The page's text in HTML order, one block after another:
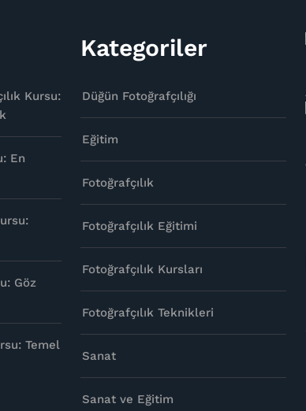
Kursu:
En
Göz
Temel
Kategoriler
Düğün Fotoğrafçılığı
Eğitim
Fotoğrafçılık
Fotoğrafçılık Eğitimi
Fotoğrafçılık Kursları
Fotoğrafçılık Teknikleri
Sanat
Sanat ve Eğitim